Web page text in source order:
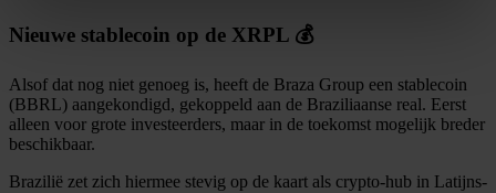
U kunt uw toestemming op elk moment wijzigen of
We gebruiken cookies om content en advertenties te
personaliseren, om functies voor social media te bieden
en om ons websiteverkeer te analyseren. Ook delen we
Nieuwe stablecoin op de XRPL 💰
Alsof dat nog niet genoeg is, heeft de Braza Group een stablecoin
(BBRL) aangekondigd, gekoppeld aan de Braziliaanse real. Eerst
alleen voor grote investeerders, maar in de toekomst mogelijk breder
beschikbaar.
Brazilië zet zich hiermee stevig op de kaart als crypto-hub in Latijns-